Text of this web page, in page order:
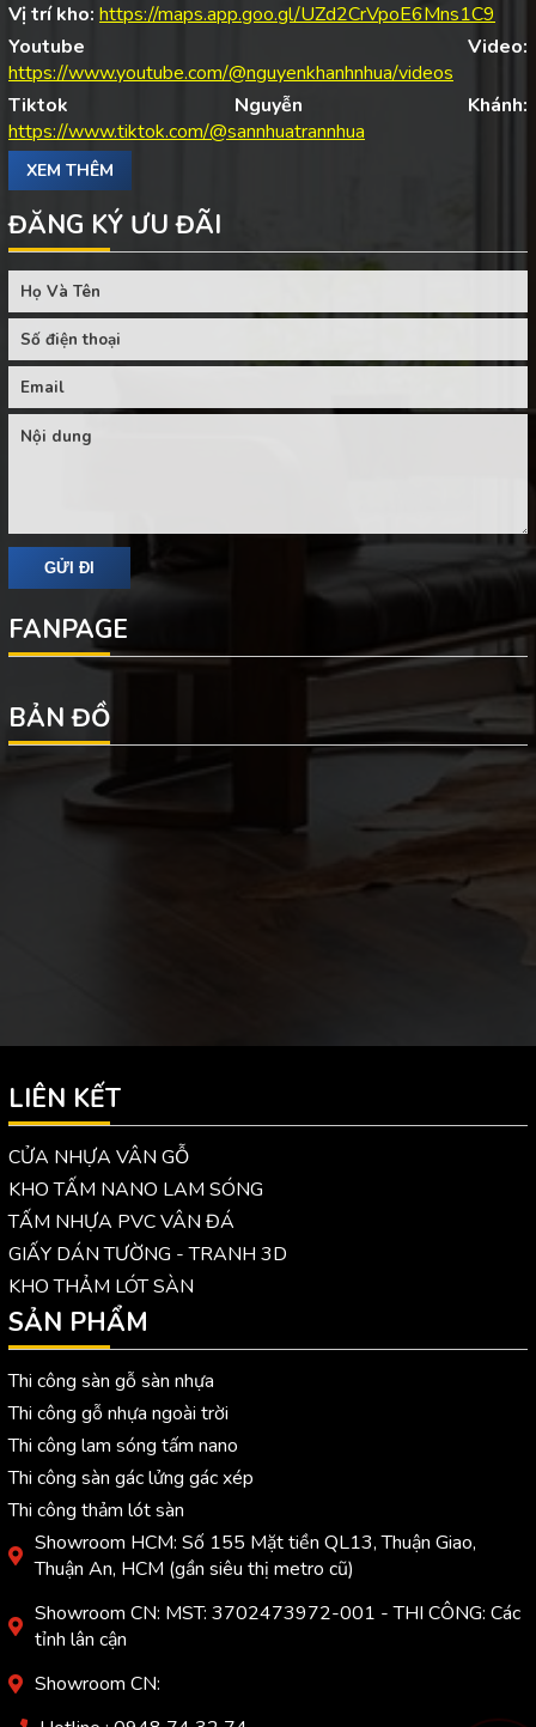
Vị trí kho: https://maps.app.goo.gl/UZd2CrVpoE6Mns1C9
Youtube Video:
https://www.youtube.com/@nguyenkhanhnhua/videos
Tiktok Nguyễn Khánh:
https://www.tiktok.com/@sannhuatrannhua
XEM THÊM
ĐĂNG KÝ ƯU ĐÃI
FANPAGE
BẢN ĐỒ
LIÊN KẾT
CỬA NHỰA VÂN GỖ
KHO TẤM NANO LAM SÓNG
TẤM NHỰA PVC VÂN ĐÁ
GIẤY DÁN TƯỜNG - TRANH 3D
KHO THẢM LÓT SÀN
SẢN PHẨM
Thi công sàn gỗ sàn nhựa
Thi công gỗ nhựa ngoài trời
Thi công lam sóng tấm nano
Thi công sàn gác lửng gác xép
Thi công thảm lót sàn
Showroom HCM: Số 155 Mặt tiền QL13, Thuận Giao,
Thuận An, HCM (gần siêu thị metro cũ)
Showroom CN: MST: 3702473972-001 - THI CÔNG: Các
tỉnh lân cận
Showroom CN: